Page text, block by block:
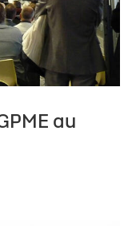
au